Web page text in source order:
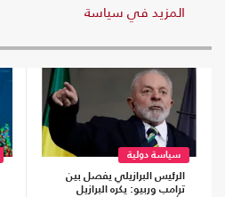
المزيد في سياسة
سياسة دولية
الرئيس البرازيلي يفصل بين
ترامب وربيو: يكره البرازيل